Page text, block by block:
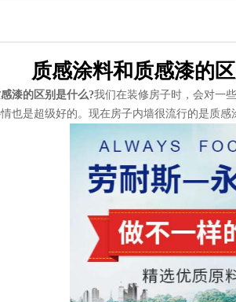
质感涂料和质感漆的
漆的区别是什么?我们在装修房子时，会对一
也是超级好的。现在房子内墙很流行的是质感